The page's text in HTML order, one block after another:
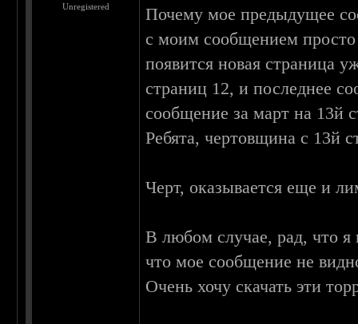
Unregistered
Почему мое предыдущее
с моим сообщением просто
появится новая страница
страниц 12, и последнее
сообщение за март на 13й
Ребята, чертовщина с 13й
Черт, оказывается еще и
В любом случае, рад, что я
что мое сообщение не
Очень хочу скачать эти